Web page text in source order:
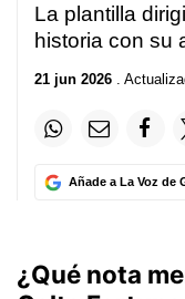
La plantilla
historia con su
21 jun 2026 .
Añade a La Voz de